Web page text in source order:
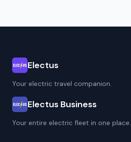
Electus
Your electric travel companion.
Electus Business
Your entire electric fleet in one place.